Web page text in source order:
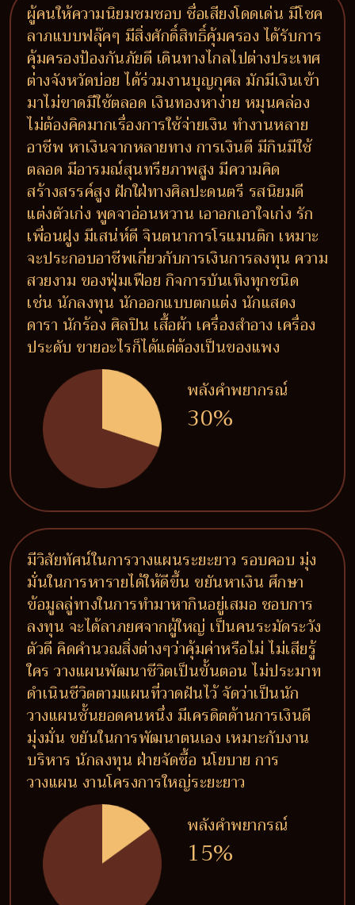
ผู้คนให้ความนิยมชมชอบ ชื่อเสียงโดดเด่น มีโชค
ลาภแบบฟลุ๊คๆ มีสิ่งศักดิ์สิทธิ์คุ้มครอง ได้รับการ
คุ้มครองป้องกันภัยดี เดินทางไกลไปต่างประเทศ
ต่างจังหวัดบ่อย ได้ร่วมงานบุญกุศล มักมีเงินเข้า
มาไม่ขาดมีใช้ตลอด เงินทองหาง่าย หมุนคล่อง
ไม่ต้องคิดมากเรื่องการใช้จ่ายเงิน ทำงานหลาย
อาชีพ หาเงินจากหลายทาง การเงินดี มีกินมีใช้
ตลอด มีอารมณ์สุนทรียภาพสูง มีความคิด
สร้างสรรค์สูง ฝักใฝ่ทางศิลปะดนตรี รสนิยมดี
แต่งตัวเก่ง พูดจาอ่อนหวาน เอาอกเอาใจเก่ง รัก
เพื่อนฝูง มีเสน่ห์ดี จินตนาการโรแมนติก เหมาะ
จะประกอบอาชีพเกี่ยวกับการเงินการลงทุน ความ
สวยงาม ของฟุ่มเฟือย กิจการบันเทิงทุกชนิด
เช่น นักลงทุน นักออกแบบตกแต่ง นักแสดง
ดารา นักร้อง ศิลปิน เสื้อผ้า เครื่องสำอาง เครื่อง
ประดับ ขายอะไรก็ได้แต่ต้องเป็นของแพง
พลังคำพยากรณ์
30%
มีวิสัยทัศน์ในการวางแผนระยะยาว รอบคอบ มุ่ง
มั่นในการหารายได้ให้ดีขึ้น ขยันหาเงิน ศึกษา
ข้อมูลลู่ทางในการทำมาหากินอยู่เสมอ ชอบการ
ลงทุน จะได้ลาภยศจากผู้ใหญ่ เป็นคนระมัดระวัง
ตัวดี คิดคำนวณสิ่งต่างๆว่าคุ้มค่าหรือไม่ ไม่เสียรู้
ใคร วางแผนพัฒนาชีวิตเป็นขั้นตอน ไม่ประมาท
ดำเนินชีวิตตามแผนที่วาดฝันไว้ จัดว่าเป็นนัก
วางแผนชั้นยอดคนหนึ่ง มีเครดิตด้านการเงินดี
มุ่งมั่น ขยันในการพัฒนาตนเอง เหมาะกับงาน
บริหาร นักลงทุน ฝ่ายจัดซื้อ นโยบาย การ
วางแผน งานโครงการใหญ่ระยะยาว
พลังคำพยากรณ์
15%